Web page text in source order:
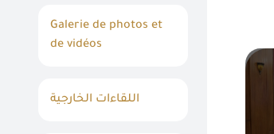
Galerie de photos et
de vidéos
اللقاءات الخارجية